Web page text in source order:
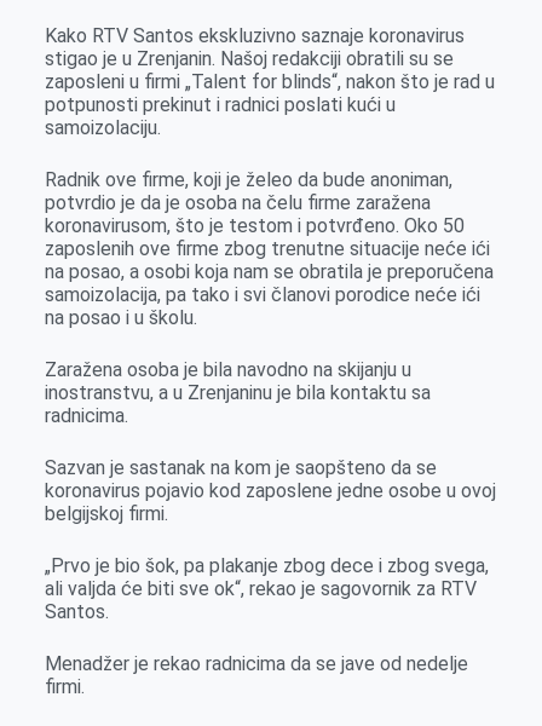
b
o
o
k
e
n
g
r
e
d
I
r
s
A
p
l
Kako RTV Santos ekskluzivno saznaje koronavirus
stigao je u Zrenjanin. Našoj redakciji obratili su se
zaposleni u firmi „Talent for blinds“, nakon što je rad u
potpunosti prekinut i radnici poslati kući u
samoizolaciju.
Radnik ove firme, koji je želeo da bude anoniman,
potvrdio je da je osoba na čelu firme zaražena
koronavirusom, što je testom i potvrđeno. Oko 50
zaposlenih ove firme zbog trenutne situacije neće ići
na posao, a osobi koja nam se obratila je preporučena
samoizolacija, pa tako i svi članovi porodice neće ići
na posao i u školu.
Zaražena osoba je bila navodno na skijanju u
inostranstvu, a u Zrenjaninu je bila kontaktu sa
radnicima.
Sazvan je sastanak na kom je saopšteno da se
koronavirus pojavio kod zaposlene jedne osobe u ovoj
belgijskoj firmi.
„Prvo je bio šok, pa plakanje zbog dece i zbog svega,
ali valjda će biti sve ok“, rekao je sagovornik za RTV
Santos.
Menadžer je rekao radnicima da se jave od nedelje
firmi.